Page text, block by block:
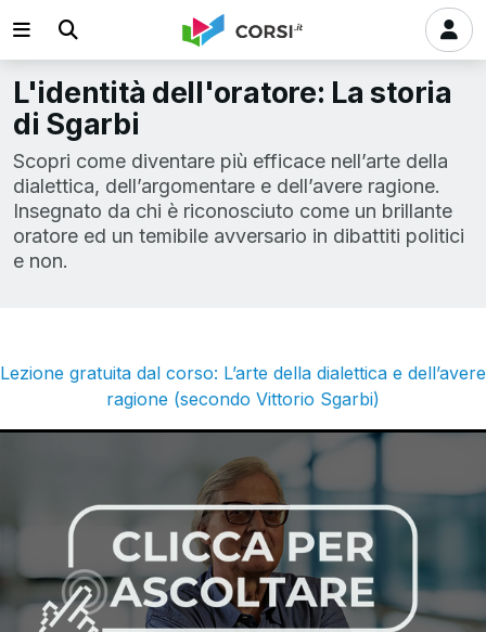
L'identità dell'oratore: La storia
di Sgarbi
Scopri come diventare più efficace nell’arte della
dialettica, dell’argomentare e dell’avere ragione.
Insegnato da chi è riconosciuto come un brillante
oratore ed un temibile avversario in dibattiti politici
e non.
Lezione gratuita dal corso: L’arte della dialettica e dell’avere
ragione (secondo Vittorio Sgarbi)